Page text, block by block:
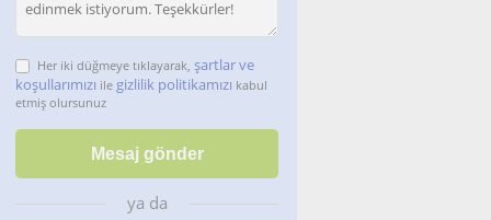
Her iki düğmeye tıklayarak, şartlar ve
koşullarımızı ile gizlilik politikamızı kabul
etmiş olursunuz
ya da